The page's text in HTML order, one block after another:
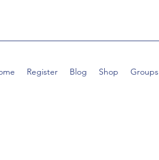
Register Blog Shop Groups